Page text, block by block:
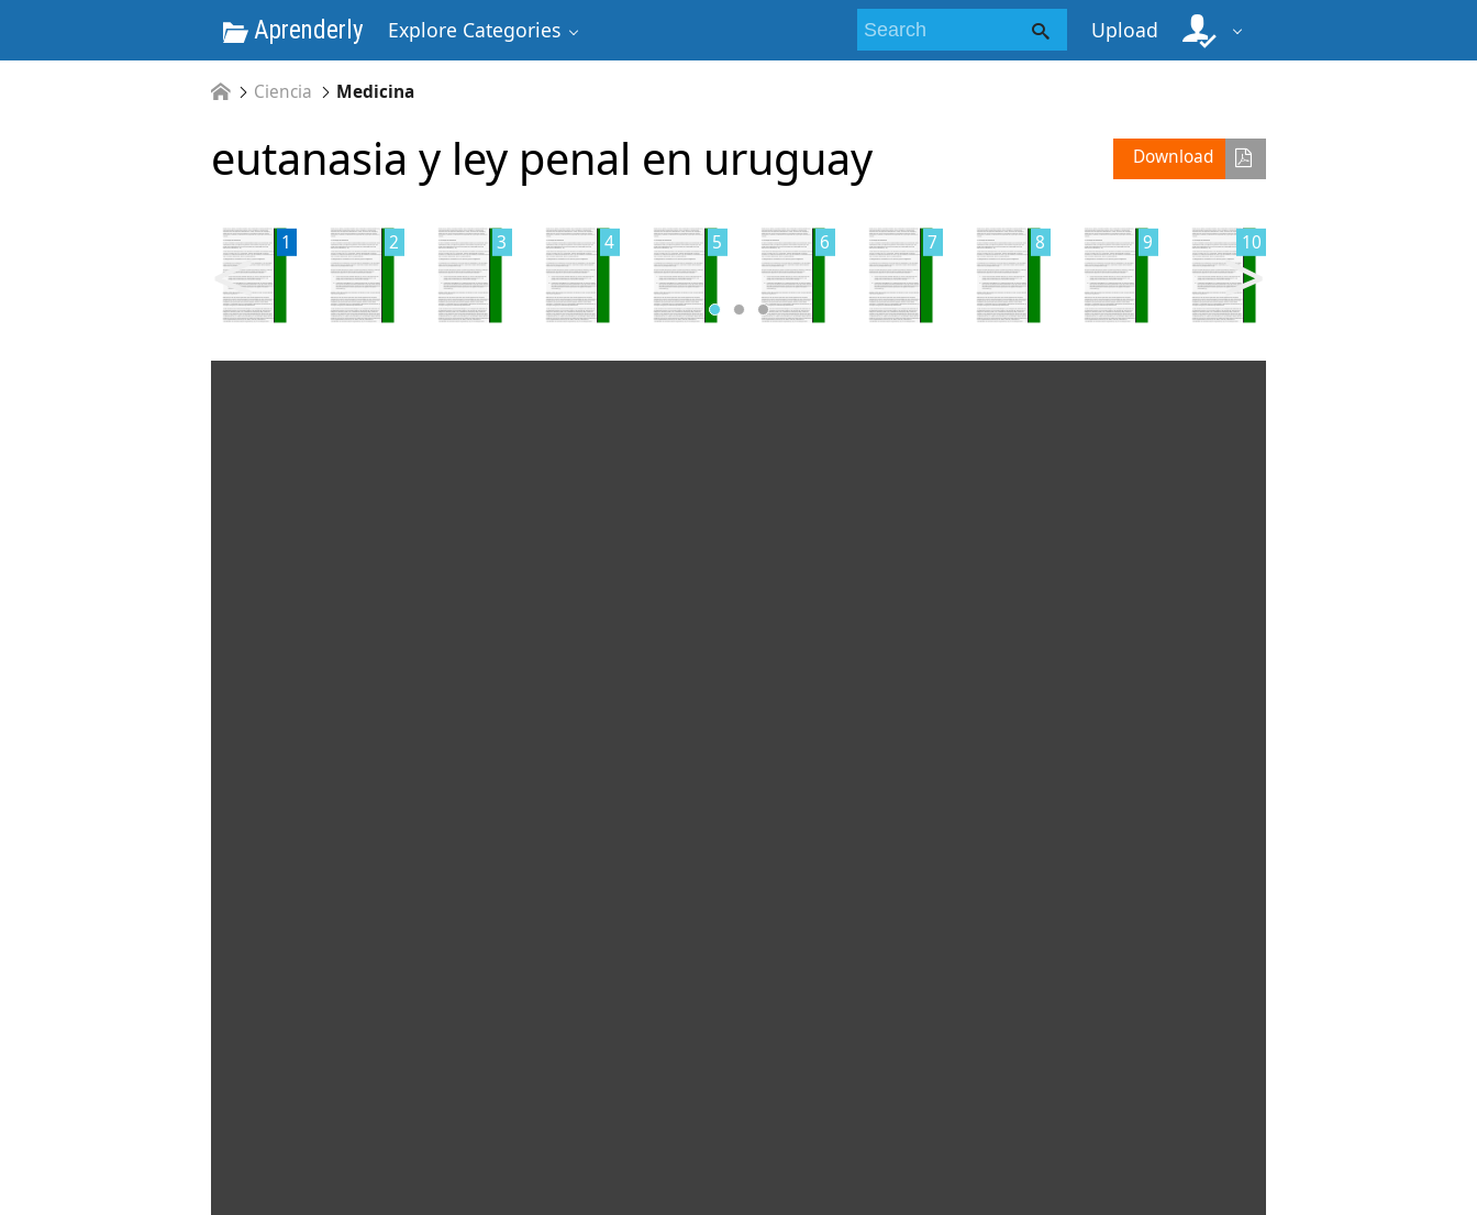
Aprenderly Explore Categories Upload
Ciencia Medicina
Download
eutanasia y ley penal en uruguay
1 2 3 4 5 6 7 8 9 10
>
<